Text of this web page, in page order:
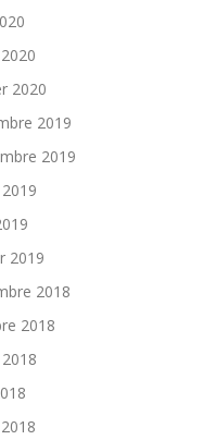
2020
2019
2019
2019
2018
2018